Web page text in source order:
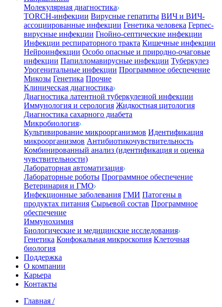
Молекулярная диагностика
TORCH-инфекции Вирусные гепатиты ВИЧ и ВИЧ-
ассоциированные инфекции Генетика человека Герпес-
вирусные инфекции Гнойно-септические инфекции
Инфекции респираторного тракта Кишечные инфекции
Нейроинфекции Особо опасные и природно-очаговые
инфекции Папилломавирусные инфекции Туберкулез
Урогенитальные инфекции Программное обеспечение
Микозы Генетика Прочие
Клиническая диагностика
Диагностика латентной туберкулезной инфекции
Иммунология и серология Жидкостная цитология
Диагностика сахарного диабета
Микробиология
Культивирование микроорганизмов Идентификация
микроорганизмов Антибиотикочувствительность
Комбинированный анализ (идентификация и оценка
чувствительности)
Лабораторная автоматизация
Лабораторные роботы Программное обеспечение
Ветеринария и ГМО
Инфекционные заболевания ГМИ Патогены в
продуктах питания Сырьевой состав Программное
обеспечение
Иммунохимия
Биологические и медицинские исследования
Генетика Конфокальная микроскопия Клеточная
биология
Поддержка
О компании
Карьера
Контакты
Главная /